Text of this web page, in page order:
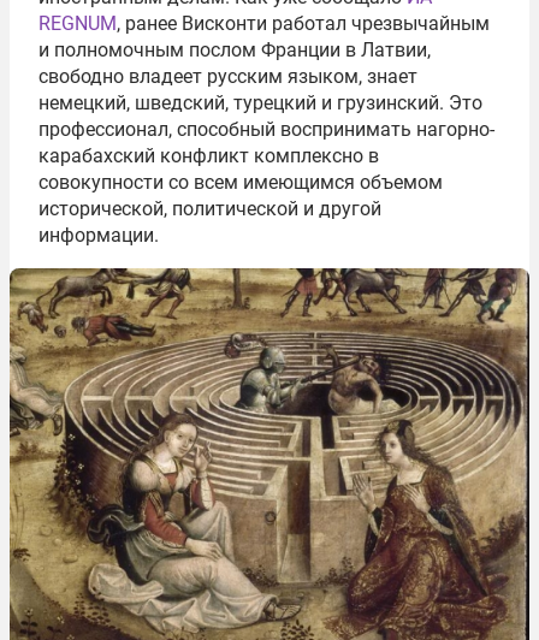
REGNUM, ранее Висконти работал чрезвычайным
и полномочным послом Франции в Латвии,
свободно владеет русским языком, знает
немецкий, шведский, турецкий и грузинский. Это
профессионал, способный воспринимать нагорно-
карабахский конфликт комплексно в
совокупности со всем имеющимся объемом
исторической, политической и другой
информации.